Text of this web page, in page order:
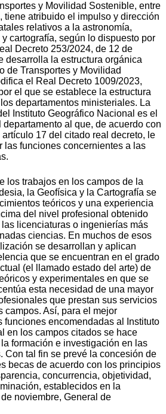
y Movilidad Sostenible, entre
tiene atribuido el impulso y dirección
relativos a la astronomía,
cartografía, según lo dispuesto por
Decreto 253/2024, de 12 de
desarrolla la estructura orgánica
de Transportes y Movilidad
el Real Decreto 1009/2023,
el que se establece la estructura
departamentos ministeriales. La
Instituto Geográfico Nacional es el
al que, de acuerdo con
17 del citado real decreto, le
las funciones concernientes a las
los trabajos en los campos de la
la Geofísica y la Cartografía se
teóricos y una experiencia
del nivel profesional obtenido
licenciaturas o ingenierías más
ciencias. En muchos de esos
se desarrollan y aplican
que se encuentran en el grado
(el llamado estado del arte) de
y experimentales en que se
esta necesidad de una mayor
que prestan sus servicios
campos. Así, para el mejor
funciones encomendadas al Instituto
en los campos citados se hace
formación e investigación en las
Con tal fin se prevé la concesión de
becas de acuerdo con los principios
concurrencia, objetividad,
establecidos en la
noviembre, General de